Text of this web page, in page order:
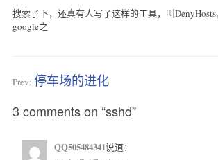
搜索了下，还真有人写了这样的工具，叫
google之
Prev: 停车场的进化
3 comments on “sshd”
QQ505484341说道：